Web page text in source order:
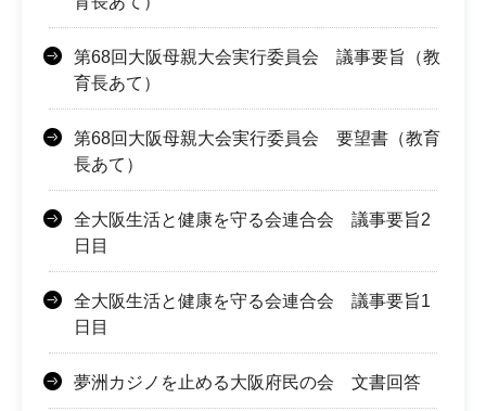
第68回大阪母親大会実行委員会 議事要旨（教
育長あて）
第68回大阪母親大会実行委員会 要望書（教育
長あて）
全大阪生活と健康を守る会連合会 議事要旨2
日目
全大阪生活と健康を守る会連合会 議事要旨1
日目
夢洲カジノを止める大阪府民の会 文書回答